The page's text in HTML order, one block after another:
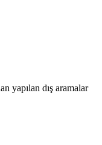
yapılan dış aramalar